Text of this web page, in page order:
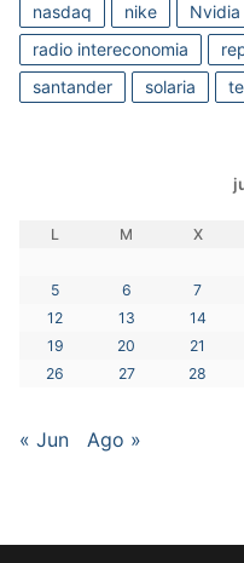
nasdaq
nike Nvidia
radio intereconomia
santander
solaria
L M X
5
6 7
12
13 14
19
20 21
26
27 28
« Jun Ago »